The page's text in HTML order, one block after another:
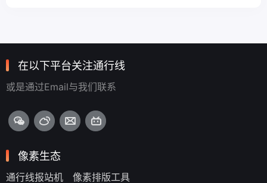
在以下平台关注通行线
或是通过Email与我们联系
像素生态
通行线报站机 像素排版工具